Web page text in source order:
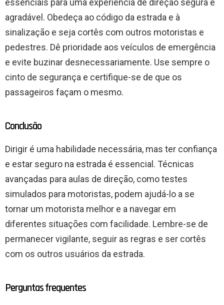
essenciais para uma experiência de direção segura e
agradável. Obedeça ao código da estrada e à
sinalização e seja cortês com outros motoristas e
pedestres. Dê prioridade aos veículos de emergência
e evite buzinar desnecessariamente. Use sempre o
cinto de segurança e certifique-se de que os
passageiros façam o mesmo.
Conclusão
Dirigir é uma habilidade necessária, mas ter confiança
e estar seguro na estrada é essencial. Técnicas
avançadas para aulas de direção, como testes
simulados para motoristas, podem ajudá-lo a se
tornar um motorista melhor e a navegar em
diferentes situações com facilidade. Lembre-se de
permanecer vigilante, seguir as regras e ser cortês
com os outros usuários da estrada.
Perguntas frequentes